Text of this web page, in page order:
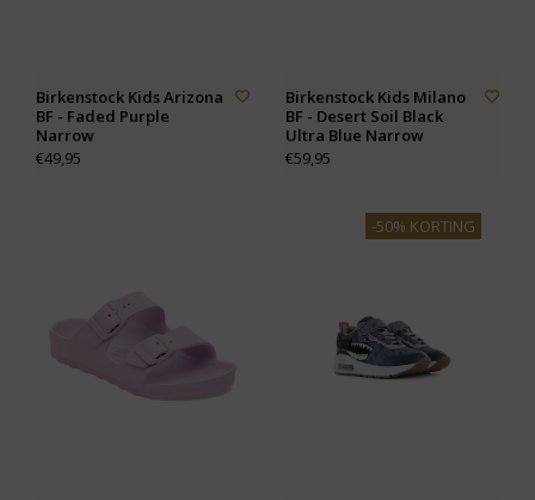
Birkenstock Kids Arizona
BF - Faded Purple
Narrow
€49,95
Birkenstock Kids Milano
BF - Desert Soil Black
Ultra Blue Narrow
€59,95
-50% KORTING